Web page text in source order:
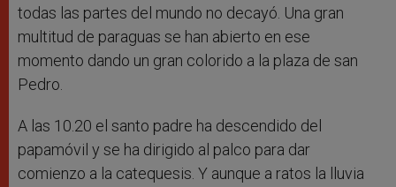
todas las partes del mundo no decayó. Una gran
multitud de paraguas se han abierto en ese
momento dando un gran colorido a la plaza de san
Pedro.
A las 10.20 el santo padre ha descendido del
papamóvil y se ha dirigido al palco para dar
comienzo a la catequesis. Y aunque a ratos la lluvia